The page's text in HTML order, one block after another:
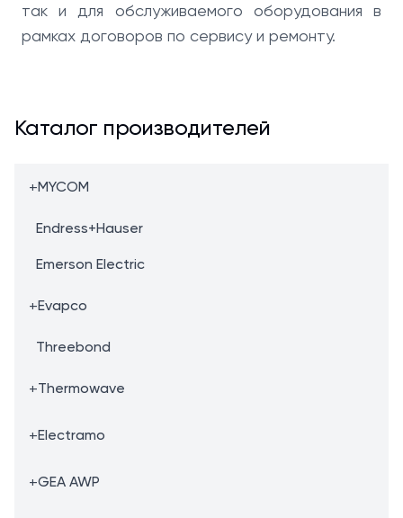
так и для обслуживаемого оборудования в
рамках договоров по сервису и ремонту.
Каталог производителей
+MYCOM
Endress+Hauser
Emerson Electric
+Evapco
Threebond
+Thermowave
+Electramo
+GEA AWP